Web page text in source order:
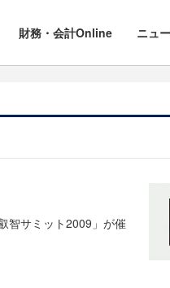
財務・会計Online ニュ
智サミット2009」が催